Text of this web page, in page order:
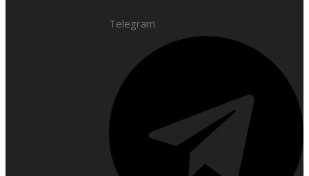
Telegram